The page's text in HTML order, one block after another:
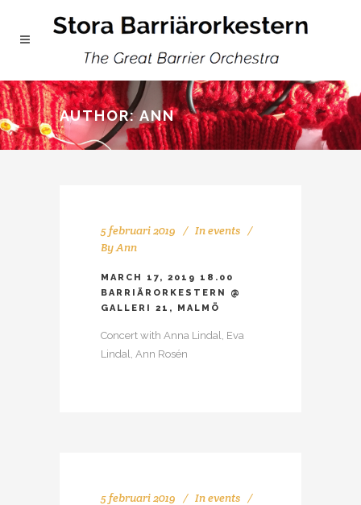
AUTHOR: ANN
5 februari 2019 Inevents
ByAnn
MARCH 17, 2019 18.00
BARRIÄRORKESTERN @
GALLERI 21, MALMÖ
Concert with Anna Lindal, Eva
Lindal, Ann Rosén
5 februari 2019 Inevents